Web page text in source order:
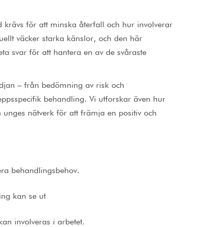
för att minska återfall och hur involverar
väcker starka känslor, och den här
svar för att hantera en av de svåraste
– från bedömning av risk och
behandling. Vi utforskar även hur
nätverk för att främja en positiv och
behandlingsbehov.
kan se ut
involveras i arbetet.